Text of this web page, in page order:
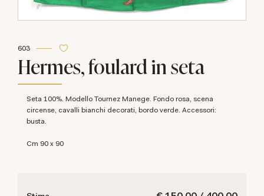
603
Hermes, foulard in seta
Seta 100%. Modello Tournez Manege. Fondo rosa, scena
circense, cavalli bianchi decorati, bordo verde. Accessori:
busta.
cm 90 x 90